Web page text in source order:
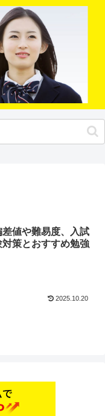
値や難易度、入試
策とおすすめ勉強
2025.10.20